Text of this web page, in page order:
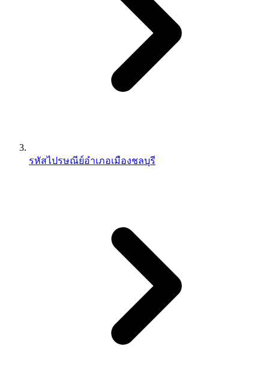
รหัสไปรษณีย์อำเภอเมืองชลบุรี